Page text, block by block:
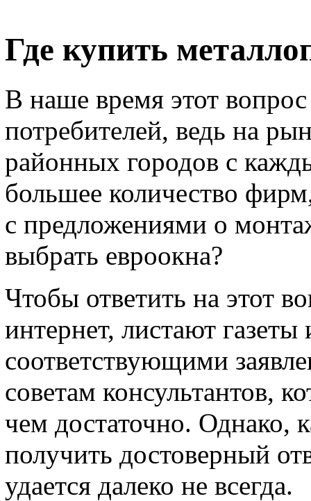
Где купить
В наше время этот
потребителей, ведь на
районных городов с
большее количество
с предложениями о
выбрать евроокна?
Чтобы ответить на этот
интернет, листают
соответствующими
советам консультантов,
чем достаточно. Однако,
получить достоверный
удается далеко не всегда.